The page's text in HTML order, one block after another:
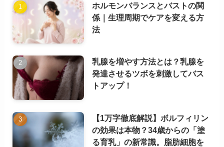
ホルモンバランスとバストの関
係｜生理周期でケアを変える方
法
乳腺を増やす方法とは？乳腺を
発達させるツボを刺激してバス
トアップ！
【1万字徹底解説】ボルフィリン
の効果は本物？34歳からの「塗
る育乳」の新常識。脂肪細胞を